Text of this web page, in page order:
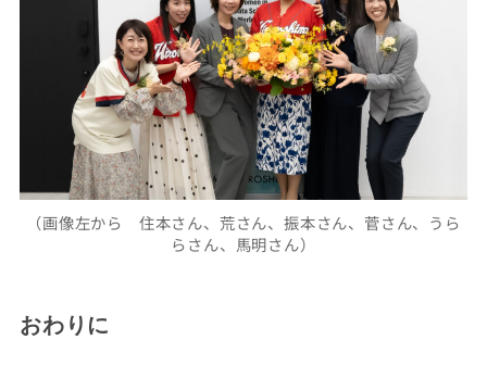
（画像左から 住本さん、荒さん、振本さん、菅さん、うら
らさん、馬明さん）
おわりに